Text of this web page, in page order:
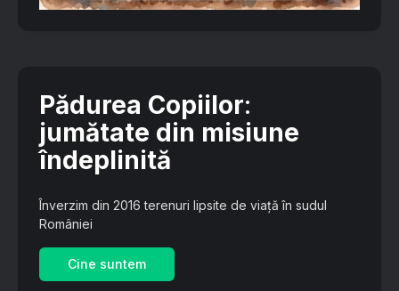
Pădurea Copiilor:
jumătate din misiune
îndeplinită
Înverzim din 2016 terenuri lipsite de viață în sudul
României
Cine suntem